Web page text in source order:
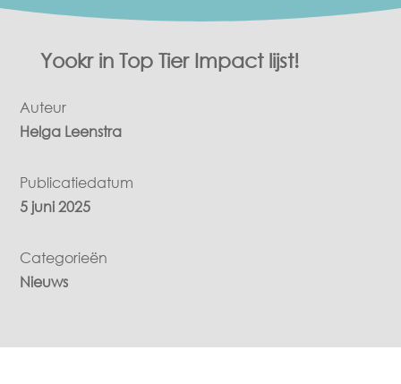
Yookr in Top Tier Impact lijst!
Auteur
Helga Leenstra
Publicatiedatum
5 juni 2025
Categorieën
Nieuws